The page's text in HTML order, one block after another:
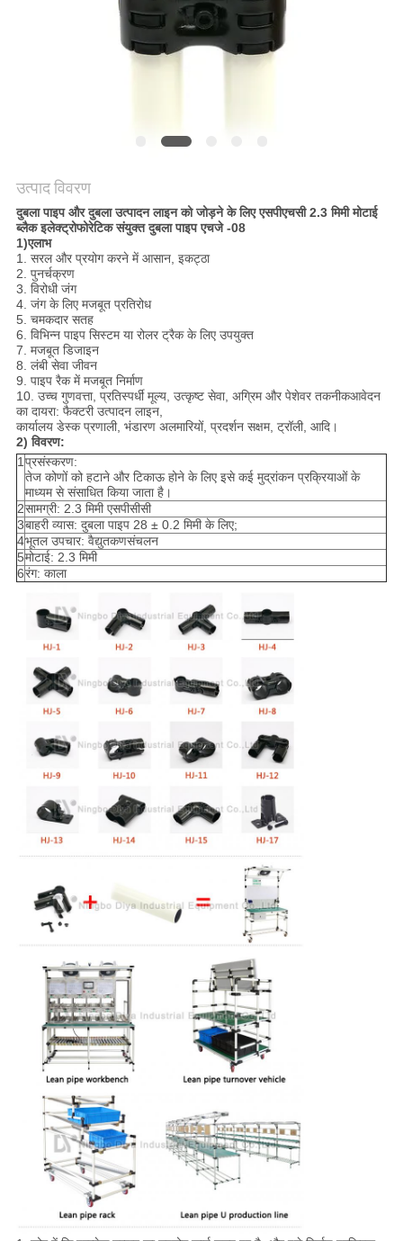
PRIVACY
POLICY
उत्पाद विवरण
दुबला पाइप और दुबला उत्पादन लाइन को जोड़ने के लिए एसपीएचसी 2.3 मिमी मोटाई
ब्लैक इलेक्ट्रोफोरेटिक संयुक्त दुबला पाइप एचजे -08
1)एलाभ
1. सरल और प्रयोग करने में आसान, इकट्ठा
2. पुनर्चक्रण
3. विरोधी जंग
4. जंग के लिए मजबूत प्रतिरोध
5. चमकदार सतह
6. विभिन्न पाइप सिस्टम या रोलर ट्रैक के लिए उपयुक्त
7. मजबूत डिजाइन
8. लंबी सेवा जीवन
9. पाइप रैक में मजबूत निर्माण
10. उच्च गुणवत्ता, प्रतिस्पर्धी मूल्य, उत्कृष्ट सेवा, अग्रिम और पेशेवर तकनीकआवेदन
का दायरा: फैक्टरी उत्पादन लाइन,
कार्यालय डेस्क प्रणाली, भंडारण अलमारियों, प्रदर्शन सक्षम, ट्रॉली, आदि।
2) विवरण:
1प्रसंस्करण:
तेज कोणों को हटाने और टिकाऊ होने के लिए इसे कई मुद्रांकन प्रक्रियाओं के
माध्यम से संसाधित किया जाता है।
2सामग्री: 2.3 मिमी एसपीसीसी
3बाहरी व्यास: दुबला पाइप 28 ± 0.2 मिमी के लिए;
4भूतल उपचार: वैद्युतकणसंचलन
5मोटाई: 2.3 मिमी
6रंग: काला